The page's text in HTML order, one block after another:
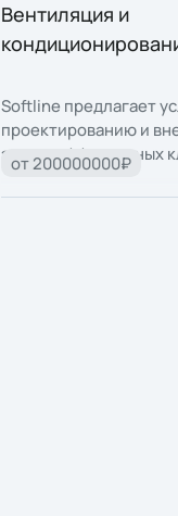
Вентиляция и
Softline предлагает
проектированию и
энергоэффективных
систем помещений
назначения.
от 200000000₽